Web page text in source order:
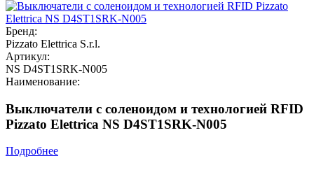
Бренд:
Pizzato Elettrica S.r.l.
Артикул:
NS D4ST1SRK-N005
Наименование:
Выключатели с соленоидом и технологией RFID
Pizzato Elettrica NS D4ST1SRK-N005
Подробнее